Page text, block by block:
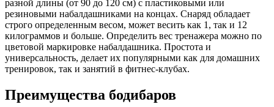
разной длины (от 90 до 120 см) с пластиковыми или
резиновыми набалдашниками на концах. Снаряд обладает
строго определенным весом, может весить как 1, так и 12
килограммов и больше. Определить вес тренажера можно по
цветовой маркировке набалдашника. Простота и
универсальность, делает их популярными как для домашних
тренировок, так и занятий в фитнес-клубах.
Преимущества бодибаров